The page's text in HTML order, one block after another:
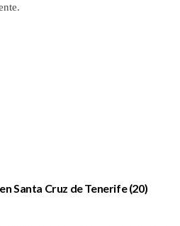
Santa Cruz de Tenerife (20)